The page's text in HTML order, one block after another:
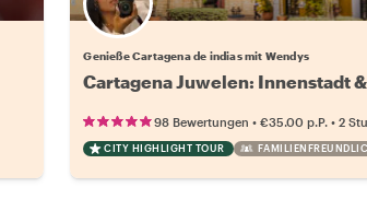
Genieße Cartagena de indias mit Wendys
Cartagena Juwelen: Innenstadt
98 Bewertungen •€35.00 p.P. •2
CITY HIGHLIGHT TOUR